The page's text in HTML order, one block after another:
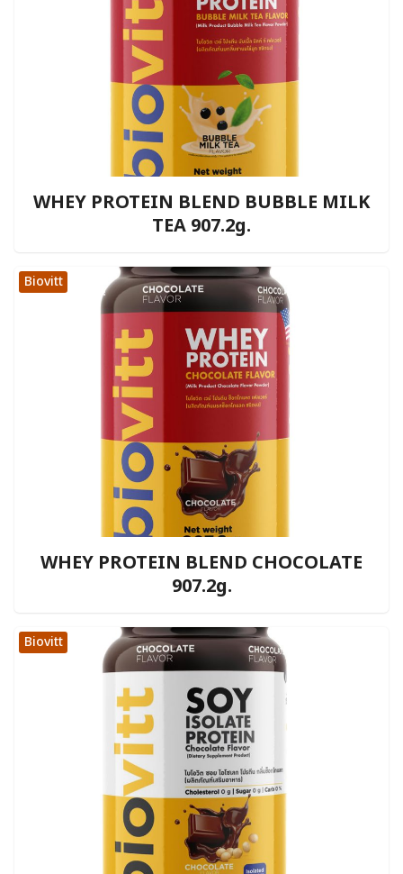
WHEY PROTEIN BLEND BUBBLE MILK
TEA 907.2g.
Biovitt
WHEY PROTEIN BLEND CHOCOLATE
907.2g.
Biovitt